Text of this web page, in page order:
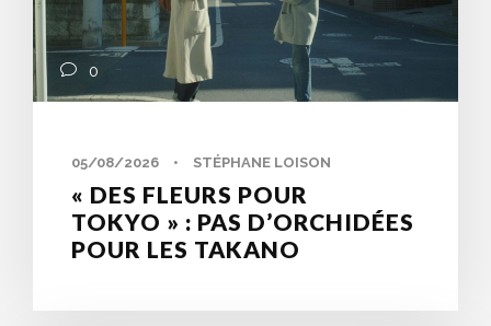
0
05/08/2026 • STÉPHANE LOISON
« DES FLEURS POUR
TOKYO » : PAS D’ORCHIDÉES
POUR LES TAKANO